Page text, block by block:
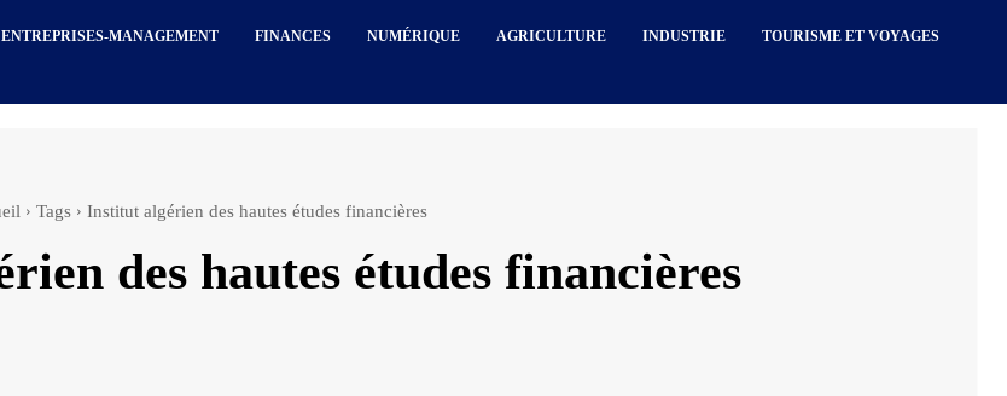
ENTREPRISES-MANAGEMENT FINANCES NUMÉRIQUE AGRICULTURE INDUSTRIE TOURISME ET VOYAGES
Tags Institut algérien des hautes études financières
des hautes études financières